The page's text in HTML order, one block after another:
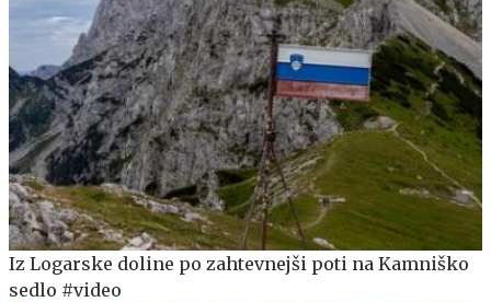
Iz Logarske doline po zahtevnejši poti na Kamniško
sedlo #video